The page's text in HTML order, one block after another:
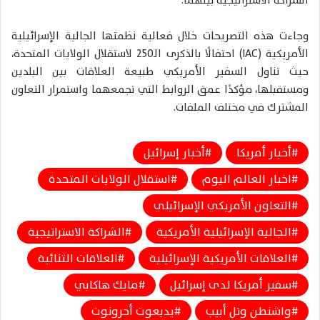
وجاءت هذه التصريحات خلال فعالية نظمتها الجالية الإسرائيلية
الأمريكية (IAC) احتفالًا بالذكرى الـ250 لاستقلال الولايات المتحدة،
حيث تناول السفير الأمريكي طبيعة العلاقات بين البلدين
ومستقبلها، مؤكدًا عمق الروابط التي تجمعهما واستمرار التعاون
المشترك في مختلف الملفات.
أخبار أمريكا
أخبار إسرائيل
اخبار العالم اليوم
استقلال الولايات المتحدة
التعاون الأمريكي الإسرائيلي
الجالية الإسرائيلية الأمريكية
الشراكة الاستراتيجية
العلاقات الأمريكية الإسرائيلية
العلاقات الثنائية
سفير أمريكا لدى إسرائيل
مايك هاكابي
واشنطن وتل أبيب
يديعوت أحرونوت